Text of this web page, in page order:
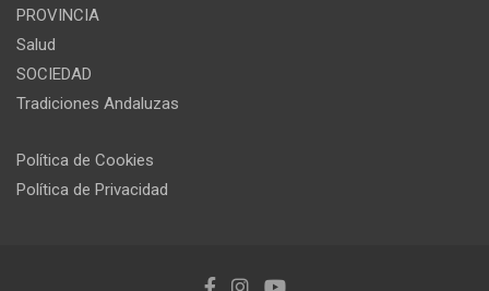
PROVINCIA
Salud
SOCIEDAD
Tradiciones Andaluzas
Política de Cookies
Política de Privacidad